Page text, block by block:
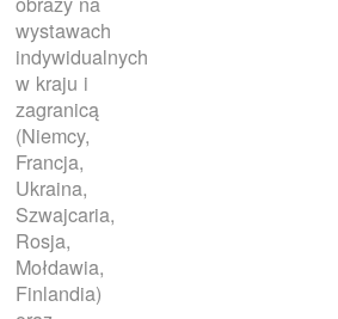
wystawach
indywidualnych
w kraju i
zagranicą
(Niemcy,
Francja,
Ukraina,
Szwajcaria,
Rosja,
Mołdawia,
Finlandia)